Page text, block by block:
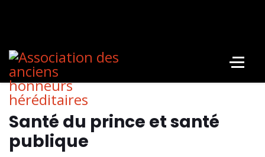
Santé du prince et santé
publique